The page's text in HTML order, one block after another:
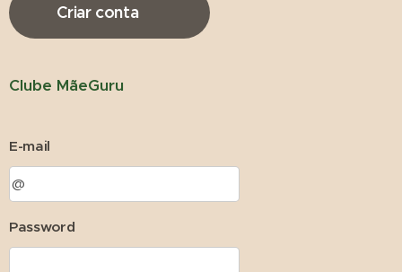
Criar conta ✨
Clube MãeGuru
E-mail
Password